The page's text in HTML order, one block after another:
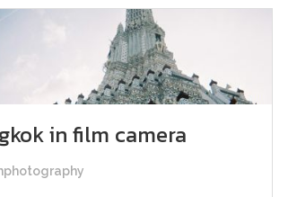
ด้เรียนรู้วิธีการสร้างลายน้ำ เร...
in film camera